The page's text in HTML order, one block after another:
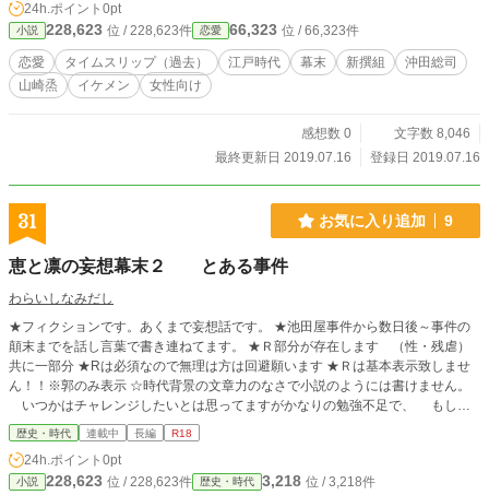
24h.ポイント 0pt
小説 228,623 位 / 228,623件 恋愛 66,323 位 / 66,323件
恋愛 タイムスリップ（過去） 江戸時代 幕末 新撰組
沖田総司
山崎烝
イケメン 女性向け
感想数 0
文字数 8,046
最終更新日 2019.07.16
登録日 2019.07.16
31 お気に入り追加 9
恵と凛の妄想幕末２ とある事件
わらいしなみだし
★フィクションです。あくまで妄想話です。 ★池田屋事件から数日後～事件の
顛末までを話し言葉で書き連ねてます。 ★Ｒ部分が存在します （性・残虐）
共に一部分 ★Rは必須なので無理は方は回避願います ★Ｒは基本表示致しませ
ん！！※郭のみ表示 ☆時代背景の文章力のなさで小説のようには書けません。
いつかはチャレンジしたいとは思ってますがかなりの勉強不足で、 もし書
けたとしても軽く数年は越えると思います。 ☆方言は自分なりに調べたものな
ので間違ってるかもしれませんが なんとなく雰囲気だけ汲み取って読んでい
ただければ……。陳謝。
歴史・時代 連載中 長編 R18
24h.ポイント 0pt
小説 228,623 位 / 228,623件 歴史・時代 3,218 位 / 3,218件